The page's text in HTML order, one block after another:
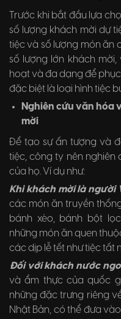
Trước khi bắt đầu lựa
số lượng khách mời dự
tiệc và số lượng món ăn
số lượng lớn khách
hoạt và đa dạng để
đặc biệt là loại hình tiệc
Nghiên cứu văn hóa
mời
Để tạo sự ấn tượng và
tiệc, công ty nên nghiên
của họ. Ví dụ như:
Khi khách mời là người
các món ăn truyền
bánh xèo, bánh bột
những món ăn quen
các dịp lễ tết như tiệc tất
Đối với khách nước
và ẩm thực của quốc
những đặc trưng riêng
Nhật Bản, có thể đưa